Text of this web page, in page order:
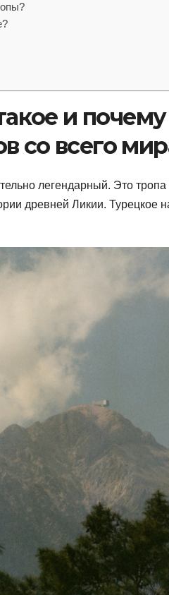
и
со всего
легендарный. Это
древней Ликии. Турецкое